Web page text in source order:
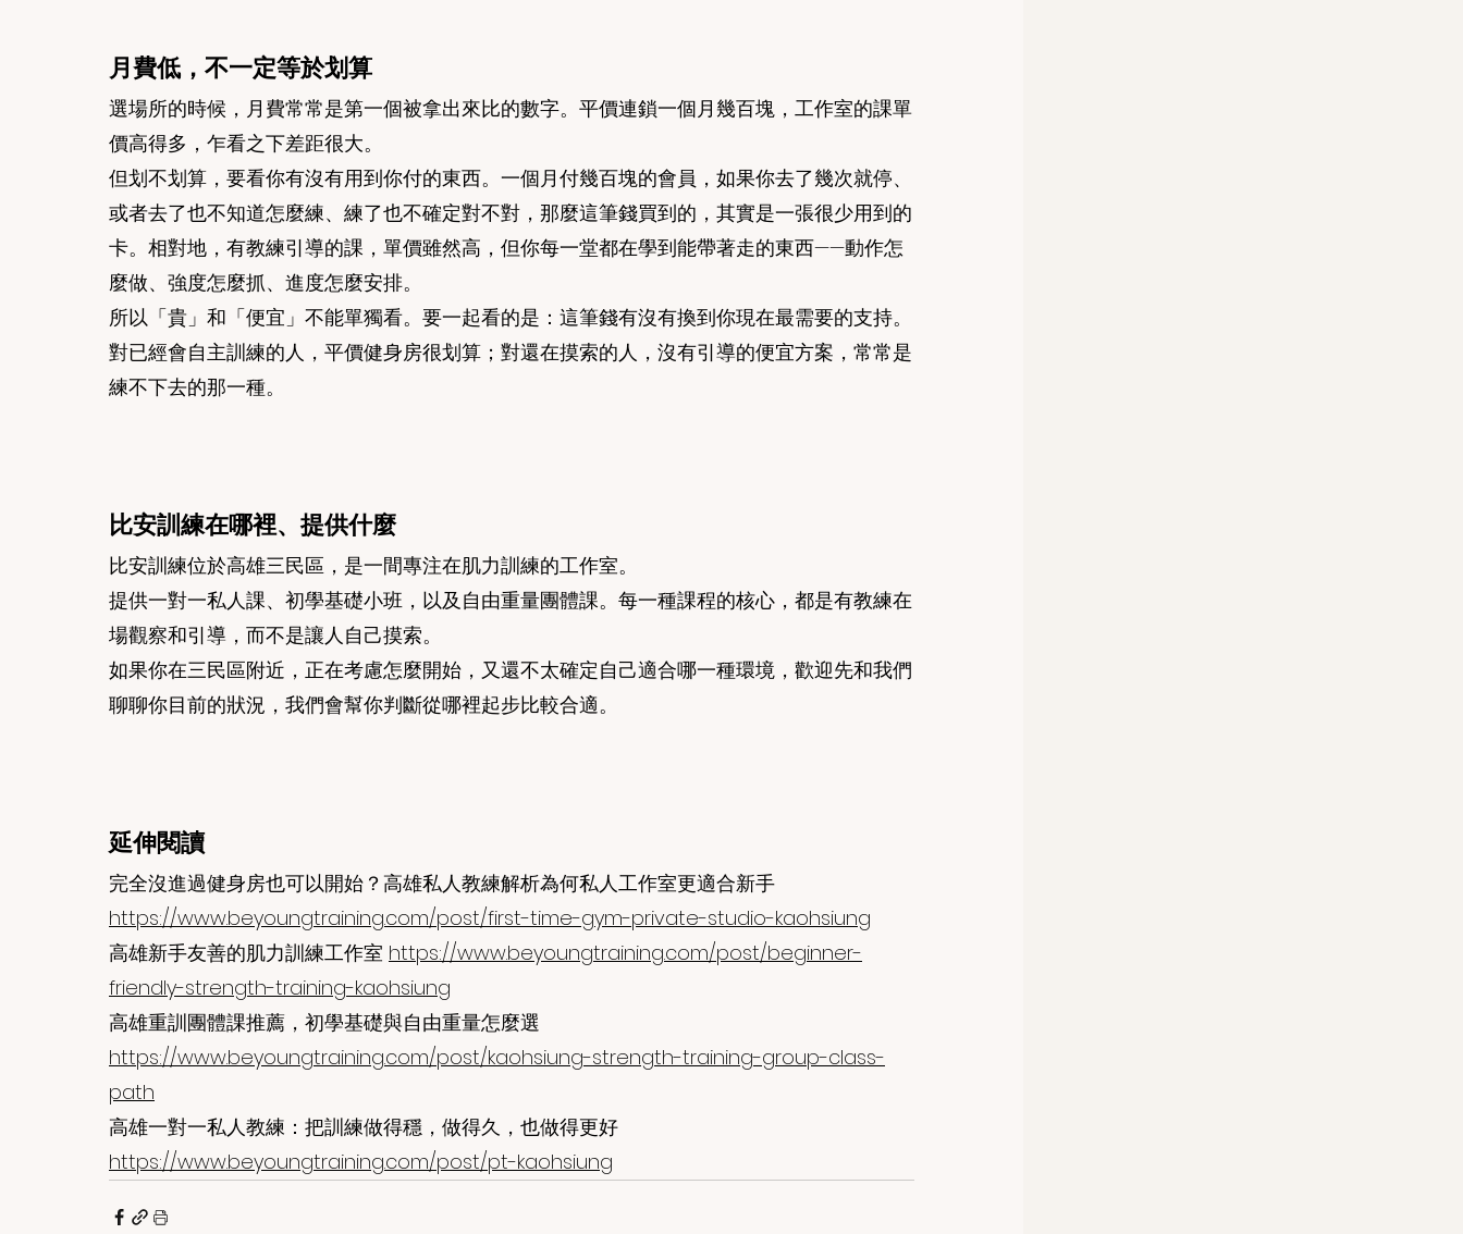
月費低，不一定等於划算
選場所的時候，月費常常是第一個被拿出來比的數字。平價連鎖一個月幾百塊，工作室的課單
價高得多，乍看之下差距很大。
但划不划算，要看你有沒有用到你付的東西。一個月付幾百塊的會員，如果你去了幾次就停、
或者去了也不知道怎麼練、練了也不確定對不對，那麼這筆錢買到的，其實是一張很少用到的
卡。相對地，有教練引導的課，單價雖然高，但你每一堂都在學到能帶著走的東西——動作怎
麼做、強度怎麼抓、進度怎麼安排。
所以「貴」和「便宜」不能單獨看。要一起看的是：這筆錢有沒有換到你現在最需要的支持。
對已經會自主訓練的人，平價健身房很划算；對還在摸索的人，沒有引導的便宜方案，常常是
練不下去的那一種。
比安訓練在哪裡、提供什麼
比安訓練位於高雄三民區，是一間專注在肌力訓練的工作室。
提供一對一私人課、初學基礎小班，以及自由重量團體課。每一種課程的核心，都是有教練在
場觀察和引導，而不是讓人自己摸索。
如果你在三民區附近，正在考慮怎麼開始，又還不太確定自己適合哪一種環境，歡迎先和我們
聊聊你目前的狀況，我們會幫你判斷從哪裡起步比較合適。
延伸閱讀
完全沒進過健身房也可以開始？高雄私人教練解析為何私人工作室更適合新手
https://www.beyoungtraining.com/post/first-time-gym-private-studio-kaohsiung
高雄新手友善的肌力訓練工作室 https://www.beyoungtraining.com/post/beginner-
friendly-strength-training-kaohsiung
高雄重訓團體課推薦，初學基礎與自由重量怎麼選
https://www.beyoungtraining.com/post/kaohsiung-strength-training-group-class-
path
高雄一對一私人教練：把訓練做得穩，做得久，也做得更好
https://www.beyoungtraining.com/post/pt-kaohsiung